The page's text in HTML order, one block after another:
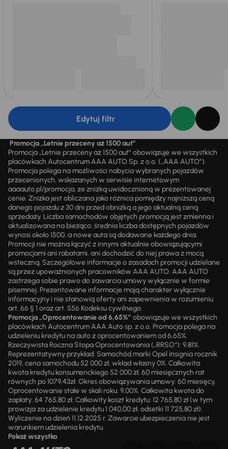
Edytuj filtr
Promocja „Letnie przeceny aż 1500 aut”
Promocja „Letnie przeceny aż 1500 aut” obowiązuje we wszystkich
placówkach Autocentrum AAA AUTO Sp. z o.o. („AAA AUTO”).
Promocja polega na możliwości nabycia wybranych pojazdów
przecenionych, wskazanych w serwisie internetowym
aaaauto.pl/promocja, ze zniżką uwidocznioną w prezentowanej
cenie. Zniżka jest obliczana jako różnica pomiędzy najniższą ceną
danego pojazdu z 30 dni przed obniżką a jego aktualną ceną
sprzedaży. Liczba samochodów objętych promocją jest zmienna i
aktualizowana na bieżąco; średnia liczba dostępnych pojazdów
wynosi około 1500, a nowe auta są dodawane każdego dnia.
Promocji nie można łączyć z innymi aktualnie obowiązującymi
promocjami ani rabatami, ani dochodzić do niej prawa z mocą
wsteczną. Szczegółowe informacje o zasadach promocji udzielane
są przez upoważnionych pracowników AAA AUTO. AAA AUTO
zastrzega sobie prawo do zawarcia umowy wyłącznie w formie
pisemnej. Prezentowane informacje mają charakter wyłącznie
informacyjny i nie stanowią oferty ani zapewnienia w rozumieniu
art. 66 § 1 oraz art. 556 Kodeksu cywilnego.
Promocja „Oprocentowanie od 6,65%” obowiązuje we wszystkich
placówkach Autocentrum AAA Auto sp. z o.o. Promocja polega na
udzieleniu kredytu na auto z oprocentowaniem od 6,65%.
Rzeczywista Roczna Stopa Oprocentowania („RRSO“): 9,81%.
Reprezentatywny przykład: Samochód marki Opel Insignia rocznik
2019, cena samochodu 52 000 zł, wkład własny 0%. Całkowita
kwota kredytu konsumenckiego 52 000 zł, 60 miesięcznych rat
równych po 1079,43zł. Okres obowiązywania umowy: 60 miesięcy.
Oprocentowanie stałe w skali roku: 9,00%. Całkowita kwota do
zapłaty: 64 765,80 zł. Całkowity koszt kredytu: 12 765,80 zł (w tym
prowizja za udzielenie kredytu 1 040,00 zł, odsetki 11 725,80 zł).
Wyliczenie na dzień 11.12.2025 r. Zawarcie ubezpieczenia nie jest
warunkiem udzielenia kredytu.
Pokaż wszystko